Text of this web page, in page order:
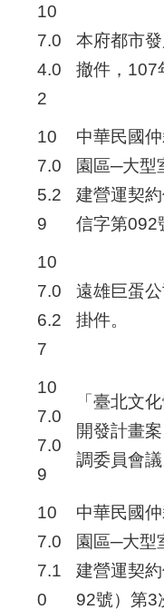
10
7.0
4.0
2
本府都市
撤件，107
10
7.0
5.2
9
中華民國
園區─大型
建營運契
信字第092
10
7.0
6.2
7
遠雄巨蛋
掛件。
10
7.0
7.0
9
「臺北文
開發計畫
調委員會議
10
7.0
7.1
0
中華民國
園區─大型
建營運契
92號）第3